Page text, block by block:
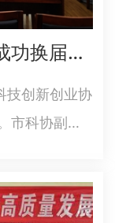
岳阳市科技创新创业协会成功换届——开启服务企业科技创新新篇章
创新创业协
市科协副主
席会
责人宣读了